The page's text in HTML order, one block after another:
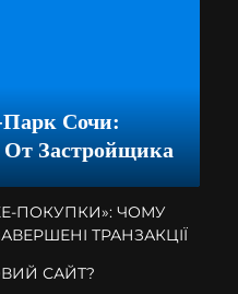
Сочи:
Застройщика
ПОКУПКИ»: ЧОМУ
ТРАНЗАКЦІЇ
САЙТ?